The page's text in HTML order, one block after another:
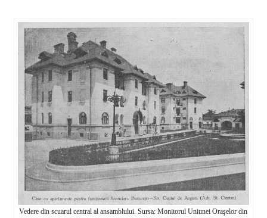
Vedere din scuarul central al ansamblului. Sursa: Monitorul Uniunei Oraşelor din